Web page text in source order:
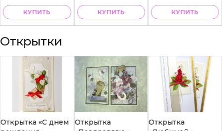
КУПИТЬ КУПИТЬ КУПИТЬ
Открытки
Открытка «С днем
Открытка
Открытка